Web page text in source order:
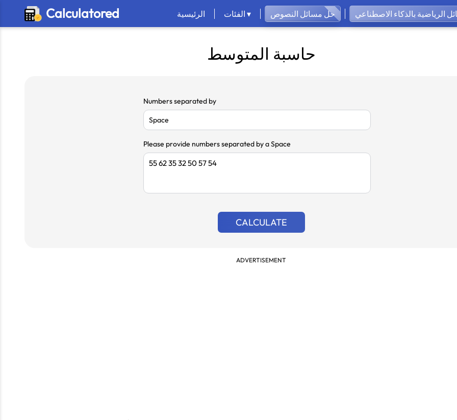
Calculatored الرئيسية الفئات ▾ حل مسائل النصوص الرياضية بالذكاء الاصطناعي
حاسبة المتوسط
Numbers separated by
Please provide numbers separated by a Space
CALCULATE
ADVERTISEMENT